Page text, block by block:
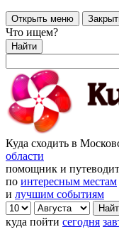
Открыть меню
Что ищем?
Найти
Куда сходить в
области
помощник и
по интересным местам
и лучшим событиям
куда пойти сегодня